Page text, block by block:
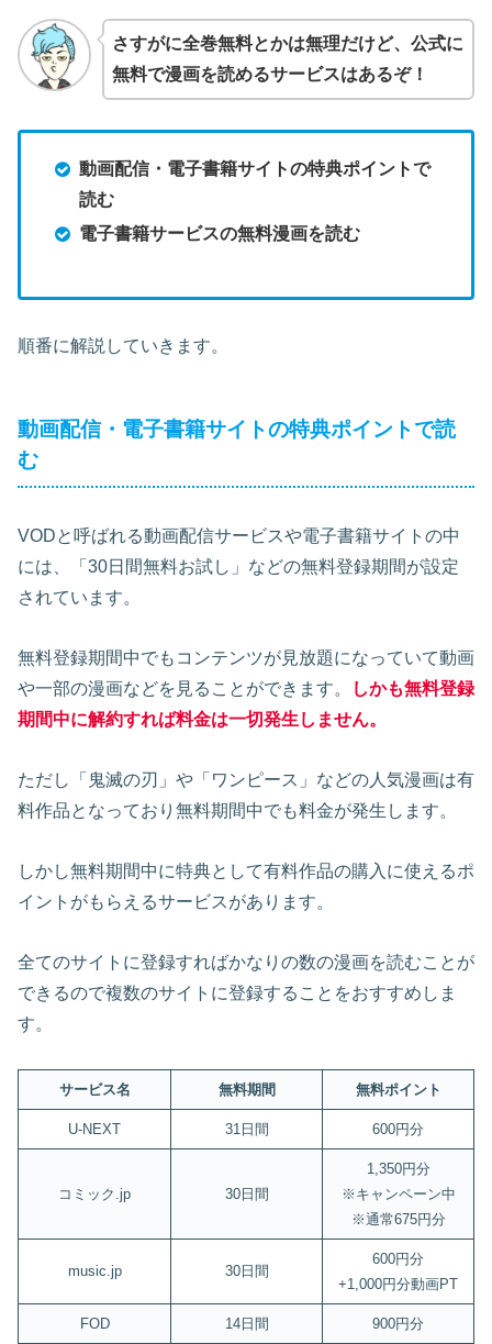
さすがに全巻無料とかは無理だけど、公式に
無料で漫画を読めるサービスはあるぞ！
動画配信・電子書籍サイトの特典ポイントで
読む
電子書籍サービスの無料漫画を読む
順番に解説していきます。
動画配信・電子書籍サイトの特典ポイントで読
む
VODと呼ばれる動画配信サービスや電子書籍サイトの中
には、「30日間無料お試し」などの無料登録期間が設定
されています。
無料登録期間中でもコンテンツが見放題になっていて動画
や一部の漫画などを見ることができます。
しかも無料登録
期間中に解約すれば料金は一切発生しません。
ただし「鬼滅の刃」や「ワンピース」などの人気漫画は有
料作品となっており無料期間中でも料金が発生します。
しかし無料期間中に特典として有料作品の購入に使えるポ
イントがもらえるサービスがあります。
全てのサイトに登録すればかなりの数の漫画を読むことが
できるので複数のサイトに登録することをおすすめしま
す。
サービス名 無料期間 無料ポイント
U-NEXT 31日間 600円分
コミック.jp 30日間
1,350円分
※キャンペーン中
※通常675円分
music.jp 30日間
600円分
+1,000円分動画PT
FOD 14日間 900円分